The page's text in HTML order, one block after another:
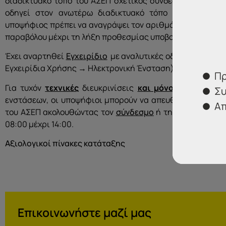
οδηγεί στον ανωτέρω διαδικτυακό τόπο της
υποψήφιος πρέπει να αναγράψει τον αριθμό του
παραβόλου μέχρι τη λήξη προθεσμίας υποβολής των
Έχει αναρτηθεί Εγχειρίδιο με αναλυτικές οδηγίες
Εγχειρίδια Χρήσης → Ηλεκτρονική Ένσταση).
Για τυχόντεχνικές διευκρινίσεις και μόνο σχετικά με
ενστάσεων, οι υποψήφιοι μπορούν να απευθύνονται στη
του ΑΣΕΠ ακολουθώντας τον σύνδεσμο ή τηλεφωνικά
08:00 μέχρι 14:00.
Αξιολογικοί πίνακες κατάταξης
Επικοινωνήστε μαζί μας